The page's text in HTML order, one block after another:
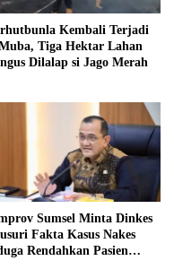
Kembali Terjadi
Tiga Hektar Lahan
Dilalap si Jago Merah
Sumsel Minta Dinkes
Fakta Kasus Nakes
Rendahkan Pasien